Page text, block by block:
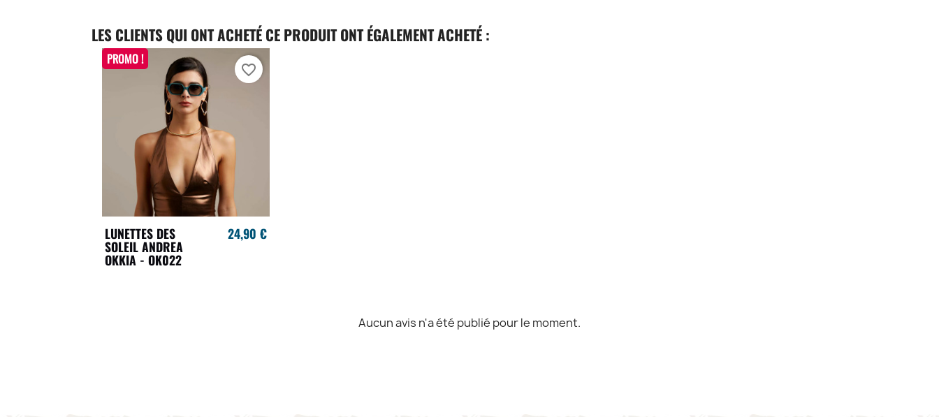
LES CLIENTS QUI ONT ACHETÉ CE PRODUIT ONT ÉGALEMENT ACHETÉ :
LUNETTES DES
SOLEIL ANDREA
OKKIA - OK022
24,90 €
PROMO !
favorite_border
Aucun avis n'a été publié pour le moment.